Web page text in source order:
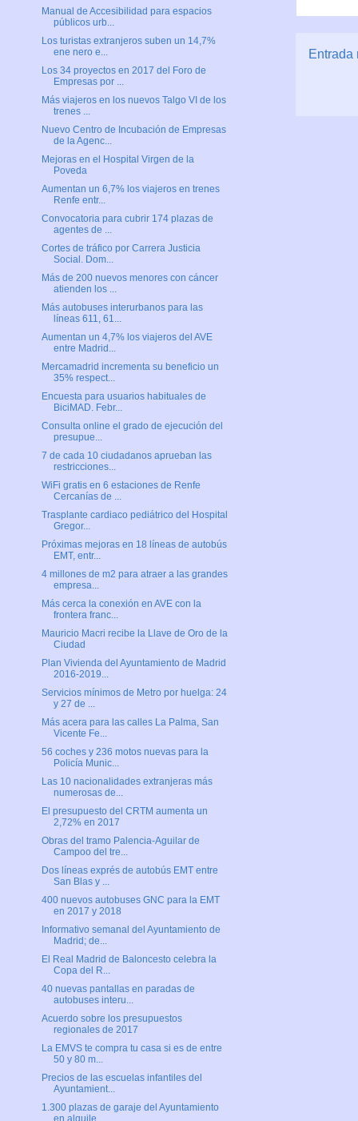
Entrada
Manual de Accesibilidad para espacios
públicos urb...
Los turistas extranjeros suben un 14,7%
ene nero e...
Los 34 proyectos en 2017 del Foro de
Empresas por ...
Más viajeros en los nuevos Talgo VI de los
trenes ...
Nuevo Centro de Incubación de Empresas
de la Agenc...
Mejoras en el Hospital Virgen de la
Poveda
Aumentan un 6,7% los viajeros en trenes
Renfe entr...
Convocatoria para cubrir 174 plazas de
agentes de ...
Cortes de tráfico por Carrera Justicia
Social. Dom...
Más de 200 nuevos menores con cáncer
atienden los ...
Más autobuses interurbanos para las
líneas 611, 61...
Aumentan un 4,7% los viajeros del AVE
entre Madrid...
Mercamadrid incrementa su beneficio un
35% respect...
Encuesta para usuarios habituales de
BiciMAD. Febr...
Consulta online el grado de ejecución del
presupue...
7 de cada 10 ciudadanos aprueban las
restricciones...
WiFi gratis en 6 estaciones de Renfe
Cercanías de ...
Trasplante cardiaco pediátrico del Hospital
Gregor...
Próximas mejoras en 18 líneas de autobús
EMT, entr...
4 millones de m2 para atraer a las grandes
empresa...
Más cerca la conexión en AVE con la
frontera franc...
Mauricio Macri recibe la Llave de Oro de la
Ciudad
Plan Vivienda del Ayuntamiento de Madrid
2016-2019...
Servicios mínimos de Metro por huelga: 24
y 27 de ...
Más acera para las calles La Palma, San
Vicente Fe...
56 coches y 236 motos nuevas para la
Policía Munic...
Las 10 nacionalidades extranjeras más
numerosas de...
El presupuesto del CRTM aumenta un
2,72% en 2017
Obras del tramo Palencia-Aguilar de
Campoo del tre...
Dos líneas exprés de autobús EMT entre
San Blas y ...
400 nuevos autobuses GNC para la EMT
en 2017 y 2018
Informativo semanal del Ayuntamiento de
Madrid; de...
El Real Madrid de Baloncesto celebra la
Copa del R...
40 nuevas pantallas en paradas de
autobuses interu...
Acuerdo sobre los presupuestos
regionales de 2017
La EMVS te compra tu casa si es de entre
50 y 80 m...
Precios de las escuelas infantiles del
Ayuntamient...
1.300 plazas de garaje del Ayuntamiento